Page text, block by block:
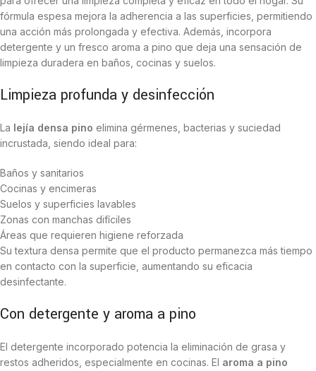
fórmula espesa mejora la adherencia a las superficies, permitiendo
una acción más prolongada y efectiva. Además, incorpora
detergente y un fresco aroma a pino que deja una sensación de
limpieza duradera en baños, cocinas y suelos.
Limpieza profunda y desinfección
La lejía densa pino elimina gérmenes, bacterias y suciedad
incrustada, siendo ideal para:
Baños y sanitarios
Cocinas y encimeras
Suelos y superficies lavables
Zonas con manchas difíciles
Áreas que requieren higiene reforzada
Su textura densa permite que el producto permanezca más tiempo
en contacto con la superficie, aumentando su eficacia
desinfectante.
Con detergente y aroma a pino
El detergente incorporado potencia la eliminación de grasa y
restos adheridos, especialmente en cocinas. El aroma a pino